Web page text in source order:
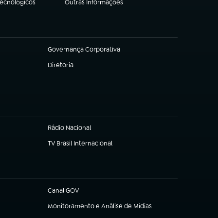
Outras Informações
(abre em nova aba)
Governança Corporativa
(abre em nova aba)
Diretoria
(abre em nova aba)
Rádio Nacional
(abre em nova aba)
TV Brasil Internacional
(abre em nova aba)
Canal GOV
(abre em nova aba)
Monitoramento e Análise de Mídias
(abre em nova aba)